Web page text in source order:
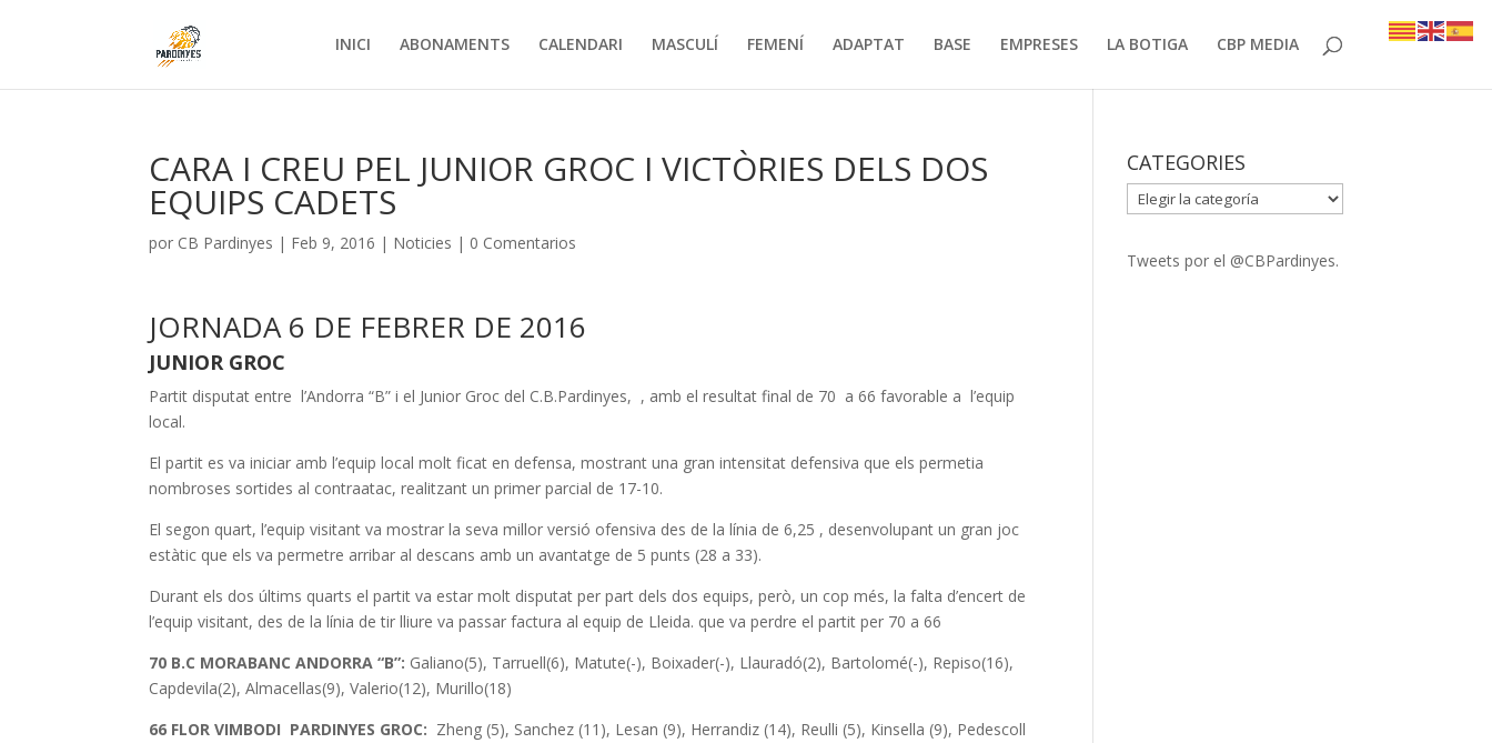
INICI ABONAMENTS CALENDARI MASCULÍ FEMENÍ ADAPTAT BASE EMPRESES LA BOTIGA CBP MEDIA
CARA I CREU PEL JUNIOR GROC I VICTÒRIES DELS DOS
EQUIPS CADETS
por CB Pardinyes | Feb 9, 2016 | Noticies | 0 Comentarios
JORNADA 6 DE FEBRER DE 2016
JUNIOR GROC
Partit disputat entre l’Andorra “B” i el Junior Groc del C.B.Pardinyes, , amb el resultat final de 70 a 66 favorable a l’equip
local.
El partit es va iniciar amb l’equip local molt ficat en defensa, mostrant una gran intensitat defensiva que els permetia
nombroses sortides al contraatac, realitzant un primer parcial de 17-10.
El segon quart, l’equip visitant va mostrar la seva millor versió ofensiva des de la línia de 6,25 , desenvolupant un gran joc
estàtic que els va permetre arribar al descans amb un avantatge de 5 punts (28 a 33).
Durant els dos últims quarts el partit va estar molt disputat per part dels dos equips, però, un cop més, la falta d’encert de
l’equip visitant, des de la línia de tir lliure va passar factura al equip de Lleida. que va perdre el partit per 70 a 66
70 B.C MORABANC ANDORRA “B”: Galiano(5), Tarruell(6), Matute(-), Boixader(-), Llauradó(2), Bartolomé(-), Repiso(16),
Capdevila(2), Almacellas(9), Valerio(12), Murillo(18)
66 FLOR VIMBODI PARDINYES GROC: Zheng (5), Sanchez (11), Lesan (9), Herrandiz (14), Reulli (5), Kinsella (9), Pedescoll
CATEGORIES
CATEGORIES
Tweets por el @CBPardinyes.